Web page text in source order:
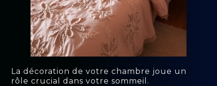
La décoration de votre chambre joue un
rôle crucial dans votre sommeil.